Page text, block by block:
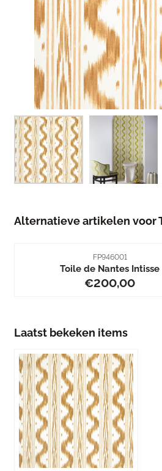
Alternatieve artikelen voor
Artikelnummer
FP946001
Toile de Nantes Intisse
Prijs: 200,00
€200,00
Laatst bekeken items